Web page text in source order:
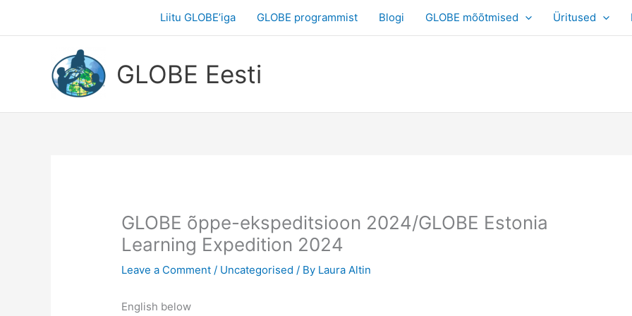
Liitu GLOBE’iga GLOBE programmist Blogi GLOBE mõõtmised Üritused
GLOBE Eesti
GLOBE õppe-ekspeditsioon 2024/GLOBE Estonia
Learning Expedition 2024
Leave a Comment / Uncategorised / By Laura Altin
English below